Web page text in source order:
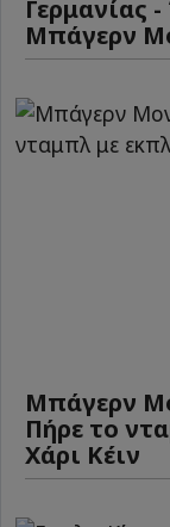
Γερμανίας
Μπάγερν
Μπάγερν
Πήρε το
Χάρι Κέιν